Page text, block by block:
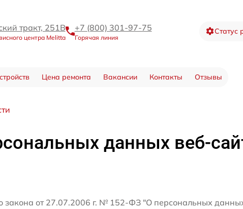
тракт, 251В
центра Melitta
+7 (800) 301-97-75
Горячая линия
Статус
Цена ремонта Вакансии Контакты Отзывы
данных веб-
закона от 27.07.2006 г. № 152-ФЗ "О персональных